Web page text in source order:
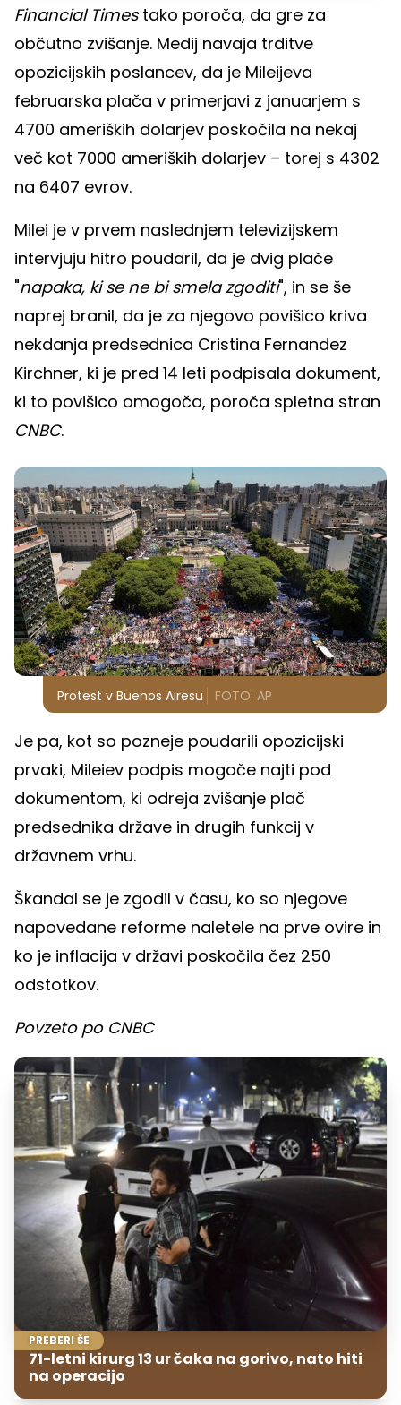
Financial Timestako poroča, da gre za
občutno zvišanje. Medij navaja trditve
opozicijskih poslancev, da je Mileijeva
februarska plača v primerjavi z januarjem s
4700 ameriških dolarjev poskočila na nekaj
več kot 7000 ameriških dolarjev – torej s 4302
na 6407 evrov.
Milei je v prvem naslednjem televizijskem
intervjuju hitro poudaril, da je dvig plače
"napaka, ki se ne bi smela zgoditi", in se še
naprej branil, da je za njegovo povišico kriva
nekdanja predsednica Cristina Fernandez
Kirchner, ki je pred 14 leti podpisala dokument,
ki to povišico omogoča, poroča spletna stran
CNBC.
Protest v Buenos Airesu FOTO: AP
Je pa, kot so pozneje poudarili opozicijski
prvaki, Mileiev podpis mogoče najti pod
dokumentom, ki odreja zvišanje plač
predsednika države in drugih funkcij v
državnem vrhu.
Škandal se je zgodil v času, ko so njegove
napovedane reforme naletele na prve ovire in
ko je inflacija v državi poskočila čez 250
odstotkov.
Povzeto po CNBC
PREBERI ŠE
71-letni kirurg 13 ur čaka na gorivo, nato hiti
na operacijo